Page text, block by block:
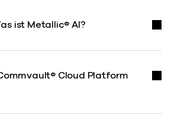
ist Metallic® AI?
Cloud Platform